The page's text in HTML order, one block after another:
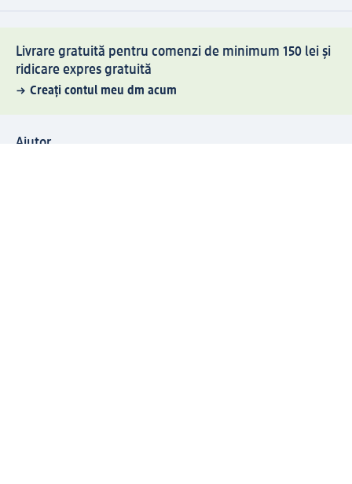
Livrare gratuită pentru comenzi de minimum 150 lei și
ridicare expres gratuită
Creați contul meu dm acum
Ajutor